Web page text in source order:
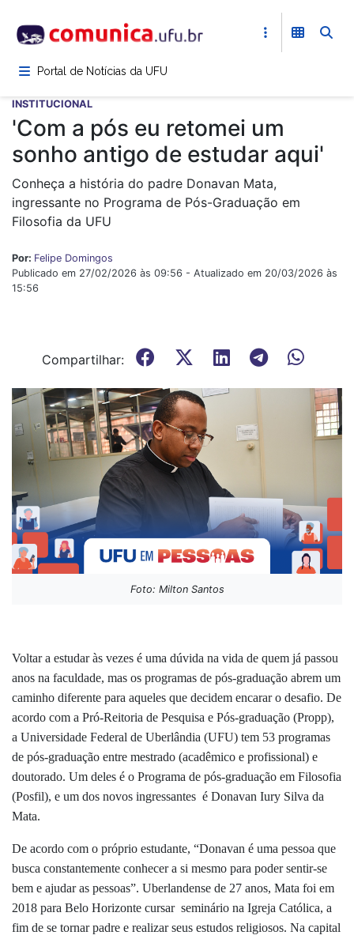
para
conteúdoPortal de Notícias da UFU
INSTITUCIONAL
'Com a pós eu retomei um
sonho antigo de estudar aqui'
Conheça a história do padre Donavan Mata,
ingressante no Programa de Pós-Graduação em
Filosofia da UFU
Por: Felipe Domingos
Publicado em 27/02/2026 às 09:56 - Atualizado em 20/03/2026 às
15:56
Compartilhar:
Foto: Milton Santos
Voltar a estudar às vezes é uma dúvida na vida de quem já passou
anos na faculdade, mas os programas de pós-graduação abrem um
caminho diferente para aqueles que decidem encarar o desafio. De
acordo com a Pró-Reitoria de Pesquisa e Pós-graduação (Propp),
a Universidade Federal de Uberlândia (UFU) tem 53 programas
de pós-graduação entre mestrado (acadêmico e profissional) e
doutorado. Um deles é o Programa de pós-graduação em Filosofia
(Posfil), e um dos novos ingressantes é Donavan Iury Silva da
Mata.
De acordo com o próprio estudante, “Donavan é uma pessoa que
busca constantemente conhecer a si mesmo para poder sentir-se
bem e ajudar as pessoas”. Uberlandense de 27 anos, Mata foi em
2018 para Belo Horizonte cursar seminário na Igreja Católica, a
fim de se tornar padre e realizar seus estudos religiosos. Na capital